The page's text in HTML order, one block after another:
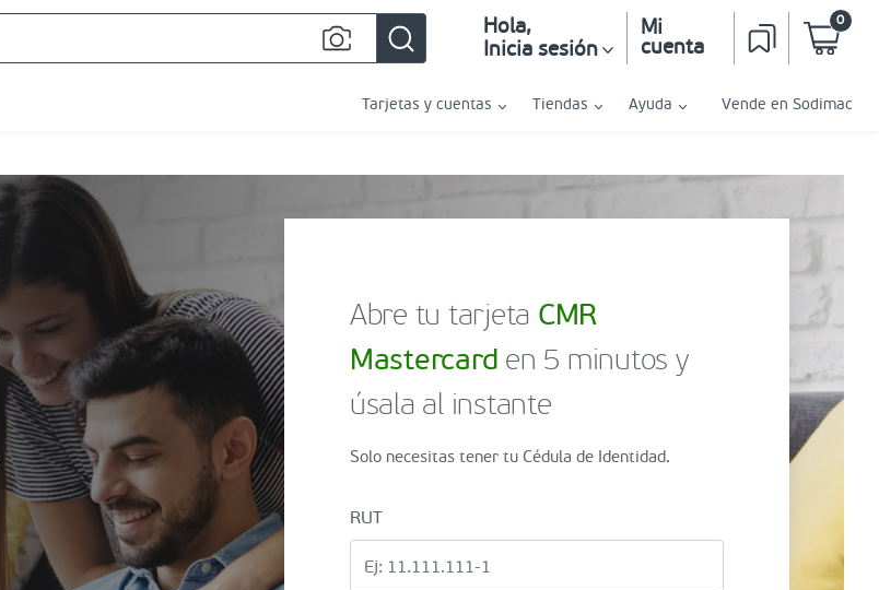
Hola,
Inicia sesión
Mi
cuenta
0
Tarjetas y cuentas Tiendas Ayuda Vende en Sodimac
Abre tu tarjeta CMR
Mastercard en 5 minutos y
úsala al instante
Solo necesitas tener tu Cédula de Identidad.
RUT